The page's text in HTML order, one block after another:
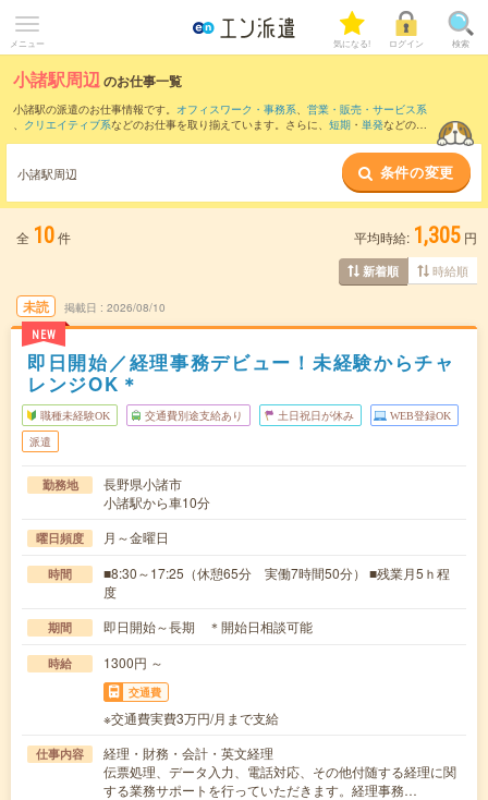
メニュー 気になる! ログイン 検索
小諸駅周辺のお仕事一覧
小諸駅の派遣のお仕事情報です。 オフィスワーク・事務系、 営業・販売・サービス系
、 クリエイティブ系などのお仕事を取り揃えています。さらに、 短期 ・ 単発などの期
また、大屋駅
など近隣駅のお仕事もご確認
いただけます。
小諸駅周辺 条件の変更
全 10件 平均時給: 1,305 円
新着順 時給順
未読
NEW
掲載日 2026/08/10
即日開始／経理事務デビュー！未経験からチャ
レンジOK＊
職種未経験OK 交通費別途支給あり 土日祝日が休み WEB登録OK
派遣
勤務地
長野県小諸市
小諸駅から車10分
曜日頻度 月～金曜日
時間
■8:30～17:25（休憩65分 実働7時間50分） ■残業月5ｈ程
度
期間 即日開始～長期 ＊開始日相談可能
時給 1300円 ～
交通費
※交通費実費3万円/月まで支給
仕事内容
経理・財務・会計・英文経理
伝票処理、データ入力、電話対応、その他付随する経理に関
する業務サポートを行っていただきます。経理事務…